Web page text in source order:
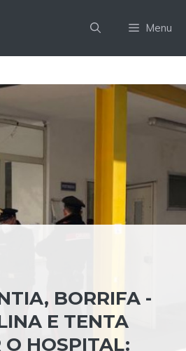
Menu
BORRIFA -
E TENTA
O HOSPITAL: